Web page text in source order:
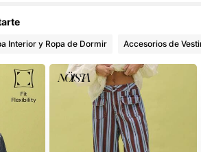
Interior y Ropa de Dormir Accesorios de